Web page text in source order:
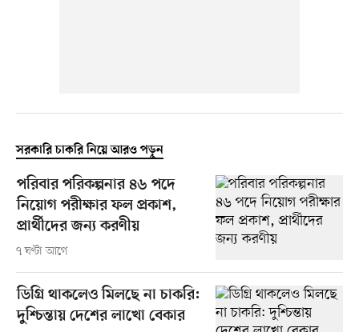
সরকারি চাকরি নিয়ে আরও পড়ুন
পরিবার পরিকল্পনার ৪৬ পদে
নিয়োগ পরীক্ষার ফল প্রকাশ,
প্রার্থীদের জন্য করণীয়
৭ ঘণ্টা আগে
ডিগ্রি থাকলেও মিলছে না চাকরি:
দুশ্চিন্তায় দেশের লাখো বেকার